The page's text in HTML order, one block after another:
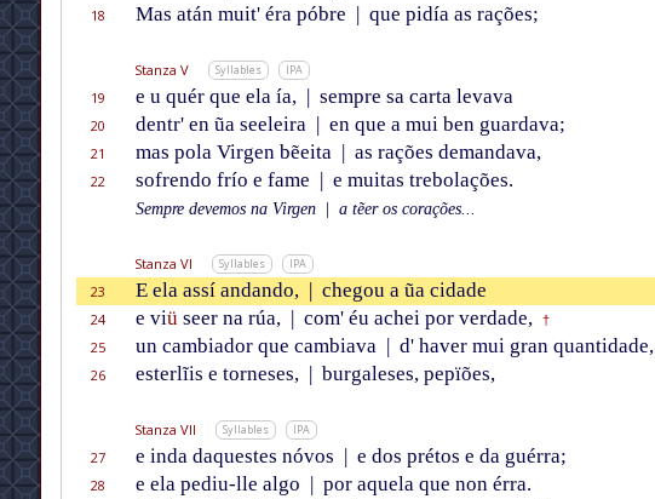
18
Mas atán muit' éra póbre | que pidía as rações;
Stanza V Syllables IPA
19 e u quér que ela ía, | sempre sa carta levava
20
dentr' en ũa seeleira | en que a mui ben guardava;
21
mas pola Virgen bẽeita | as rações demandava,
22
sofrendo frío e fame | e muitas trebolações.
Sempre devemos na Virgen
a tẽer os corações...
Stanza VI Syllables IPA
23 E ela assí andando, | chegou a ũa cidade
24
e viü seer na rúa, | com' éu achei por verdade, †
25
un cambiador que cambiava | d' haver mui gran quantidade,
26
esterlĩis e torneses, | burgaleses, pepïões,
Stanza VII Syllables IPA
27 e inda daquestes nóvos | e dos prétos e da guérra;
28
e ela pediu-lle algo | por aquela que non érra.